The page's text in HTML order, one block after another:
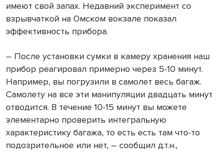
имеют свой запах. Недавний эксперимент со
взрывчаткой на Омском вокзале показал
эффективность прибора.
– После установки сумки в камеру хранения наш
прибор реагировал примерно через 5-10 минут.
Например, вы погрузили в самолет весь багаж.
Самолету на все эти манипуляции двадцать минут
отводится. В течение 10-15 минут вы можете
элементарно проверить интегральную
характеристику багажа, то есть есть там что-то
подозрительное или нет, – сообщил д.т.н.,